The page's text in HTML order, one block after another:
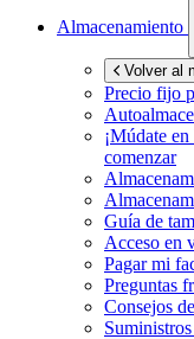
Almacenamiento
Volver al
Precio fijo
¡Múdate
comenzar
Guía de
Acceso en
Pagar mi
Preguntas
Consejos